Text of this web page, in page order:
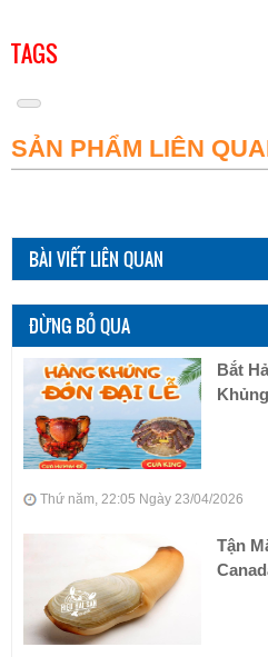
TAGS
SẢN PHẨM LIÊN
BÀI VIẾT LIÊN QUAN
ĐỪNG BỎ QUA
Bắt
Thứ năm, 22:05 Ngày 23/04/2026
Tận